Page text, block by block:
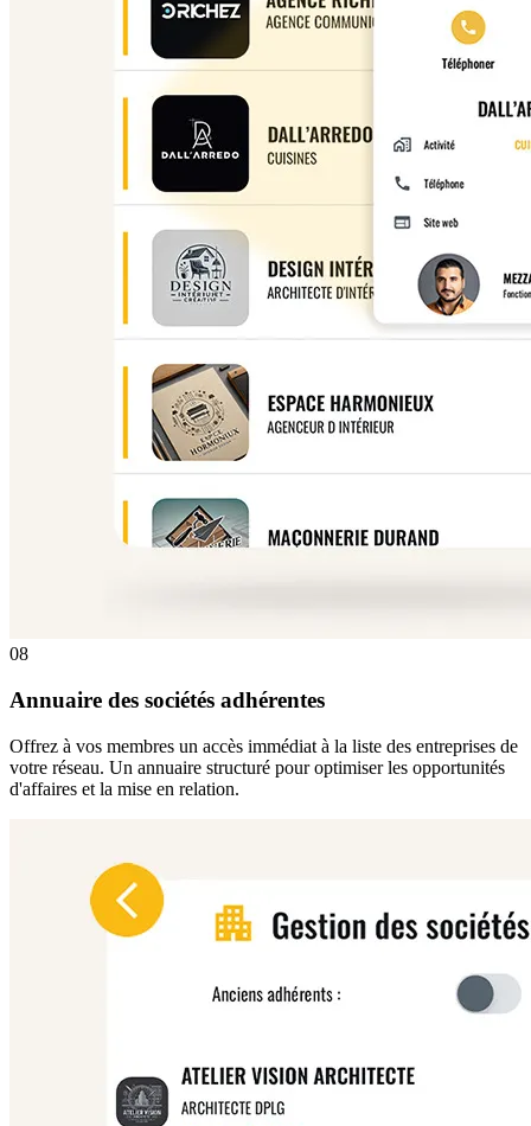
08
Annuaire des sociétés adhérentes
Offrez à vos membres un accès immédiat à la liste des entreprises de
votre réseau. Un annuaire structuré pour optimiser les opportunités
d'affaires et la mise en relation.